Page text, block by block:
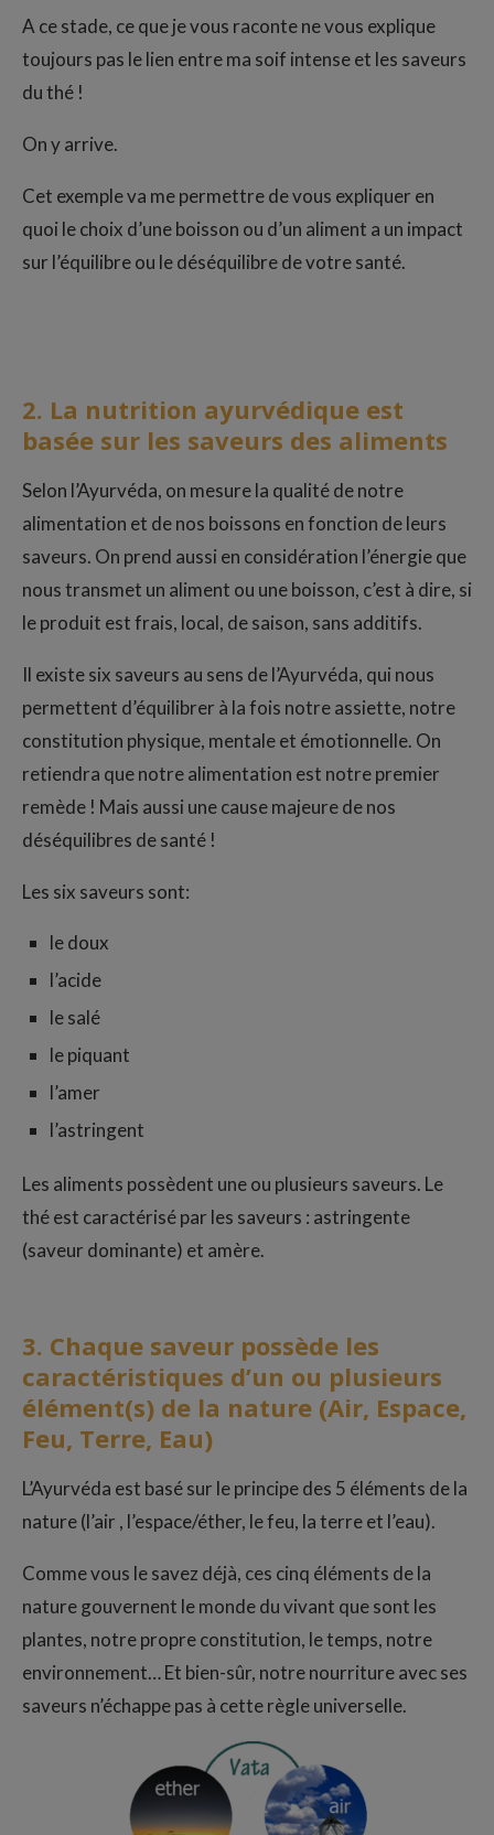
A ce stade, ce que je vous raconte ne vous explique
toujours pas le lien entre ma soif intense et les saveurs
du thé !
On y arrive.
Cet exemple va me permettre de vous expliquer en
quoi le choix d’une boisson ou d’un aliment a un impact
sur l’équilibre ou le déséquilibre de votre santé.
2. La nutrition ayurvédique est
basée sur les saveurs des aliments
Selon l’Ayurvéda, on mesure la qualité de notre
alimentation et de nos boissons en fonction de leurs
saveurs. On prend aussi en considération l’énergie que
nous transmet un aliment ou une boisson, c’est à dire, si
le produit est frais, local, de saison, sans additifs.
Il existe six saveurs au sens de l’Ayurvéda, qui nous
permettent d’équilibrer à la fois notre assiette, notre
constitution physique, mentale et émotionnelle. On
retiendra que notre alimentation est notre premier
remède ! Mais aussi une cause majeure de nos
déséquilibres de santé !
Les six saveurs sont:
le doux
l’acide
le salé
le piquant
l’amer
l’astringent
Les aliments possèdent une ou plusieurs saveurs. Le
thé est caractérisé par les saveurs : astringente
(saveur dominante) et amère.
3. Chaque saveur possède les
caractéristiques d’un ou plusieurs
élément(s) de la nature (Air, Espace,
Feu, Terre, Eau)
L’Ayurvéda est basé sur le principe des 5 éléments de la
nature (l’air , l’espace/éther, le feu, la terre et l’eau).
Comme vous le savez déjà, ces cinq éléments de la
nature gouvernent le monde du vivant que sont les
plantes, notre propre constitution, le temps, notre
environnement… Et bien-sûr, notre nourriture avec ses
saveurs n’échappe pas à cette règle universelle.